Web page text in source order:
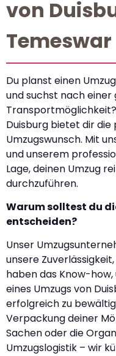
von
Temeswar
Du planst einen
und suchst nach einer
Duisburg bietet dir
Umzugswunsch. Mit
und unserem
Lage, deinen Umzug
durchzuführen.
Warum solltest du
entscheiden?
Unser
unsere
haben das Know-
eines Umzugs von
erfolgreich zu
Verpackung deiner
Sachen oder die
Umzugslogistik – wir